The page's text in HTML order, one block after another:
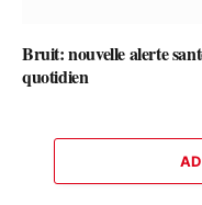
Bruit: nouvelle alerte
quotidien